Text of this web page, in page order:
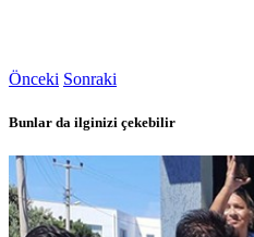
Önceki Sonraki
Bunlar da ilginizi çekebilir